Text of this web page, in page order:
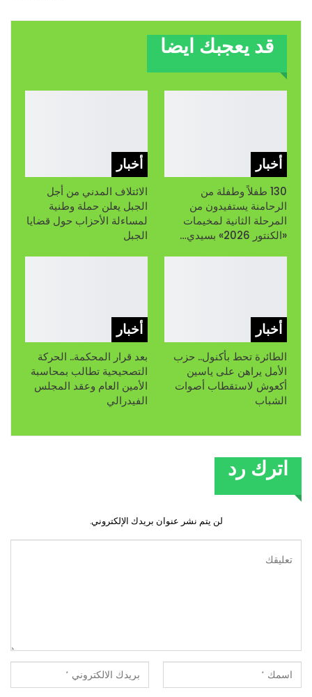
قد يعجبك ايضا
أخبار
130 طفلاً وطفلة من
الرحامنة يستفيدون من
المرحلة الثانية لمخيمات
«الكنتور 2026» بسيدي…
أخبار
الائتلاف المدني من أجل
الجبل يعلن حملة وطنية
لمساءلة الأحزاب حول قضايا
الجبل
أخبار
الطائرة تحط بأكنول.. حزب
الأمل يراهن على ياسين
أكعوش لاستقطاب أصوات
الشباب
أخبار
بعد قرار المحكمة.. الحركة
التصحيحية تطالب بمحاسبة
الأمين العام وعقد المجلس
الفيدرالي
اترك رد
لن يتم نشر عنوان بريدك الإلكتروني.